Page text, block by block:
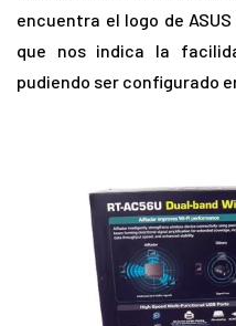
encuentra el logo de ASUS
que nos indica la
pudiendo ser configurado